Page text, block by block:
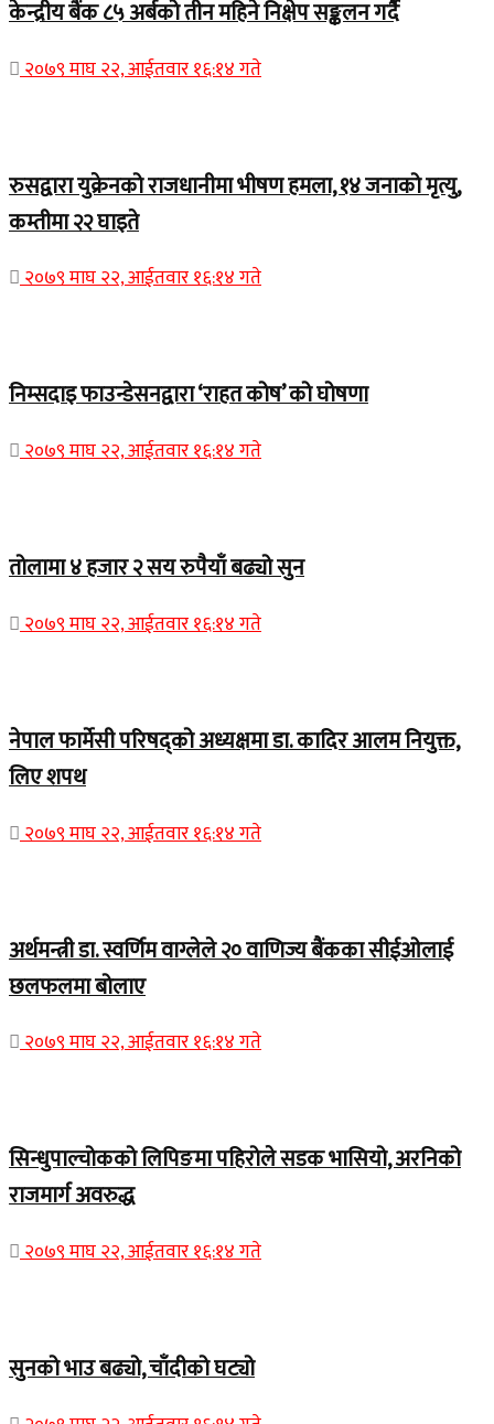
केन्द्रीय बैंक ८५ अर्बको तीन महिने निक्षेप सङ्कलन गर्दै
२०७९ माघ २२, आईतवार १६:१४ गते
रुसद्वारा युक्रेनको राजधानीमा भीषण हमला, १४ जनाको मृत्यु,
कम्तीमा २२ घाइते
२०७९ माघ २२, आईतवार १६:१४ गते
निम्सदाइ फाउन्डेसनद्वारा ‘राहत कोष’ को घोषणा
२०७९ माघ २२, आईतवार १६:१४ गते
तोलामा ४ हजार २ सय रुपैयाँ बढ्यो सुन
२०७९ माघ २२, आईतवार १६:१४ गते
नेपाल फार्मेसी परिषद्को अध्यक्षमा डा. कादिर आलम नियुक्त,
लिए शपथ
२०७९ माघ २२, आईतवार १६:१४ गते
अर्थमन्त्री डा. स्वर्णिम वाग्लेले २० वाणिज्य बैंकका सीईओलाई
छलफलमा बोलाए
२०७९ माघ २२, आईतवार १६:१४ गते
सिन्धुपाल्चोकको लिपिङमा पहिरोले सडक भासियो, अरनिको
राजमार्ग अवरुद्ध
२०७९ माघ २२, आईतवार १६:१४ गते
सुनको भाउ बढ्यो, चाँदीको घट्यो